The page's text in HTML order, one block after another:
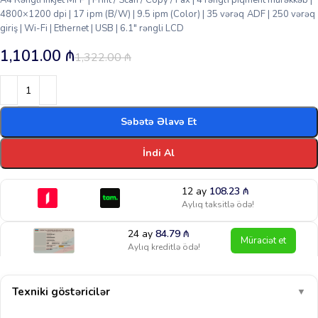
4800×1200 dpi | 17 ipm (B/W) | 9.5 ipm (Color) | 35 vərəq ADF | 250 vərəq
giriş | Wi-Fi | Ethernet | USB | 6.1″ rəngli LCD
1,322.00₼
1,101.00 ₼
Səbətə Əlavə Et
İndi Al
12 ay 108.23 ₼
Aylıq taksitlə ödə!
24 ay84.79₼
Aylıq kreditlə ödə! Müraciət et
Texniki göstəricilər ▼